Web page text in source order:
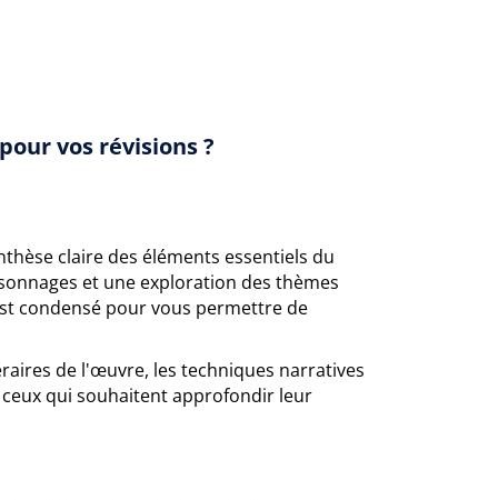
vos révisions ?
claire des éléments essentiels du
et une exploration des thèmes
condensé pour vous permettre de
de l'œuvre, les techniques narratives
qui souhaitent approfondir leur